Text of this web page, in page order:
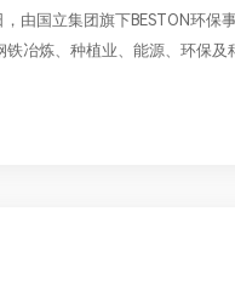
由国立集团旗下BESTON环保
铁冶炼、种植业、能源、环保